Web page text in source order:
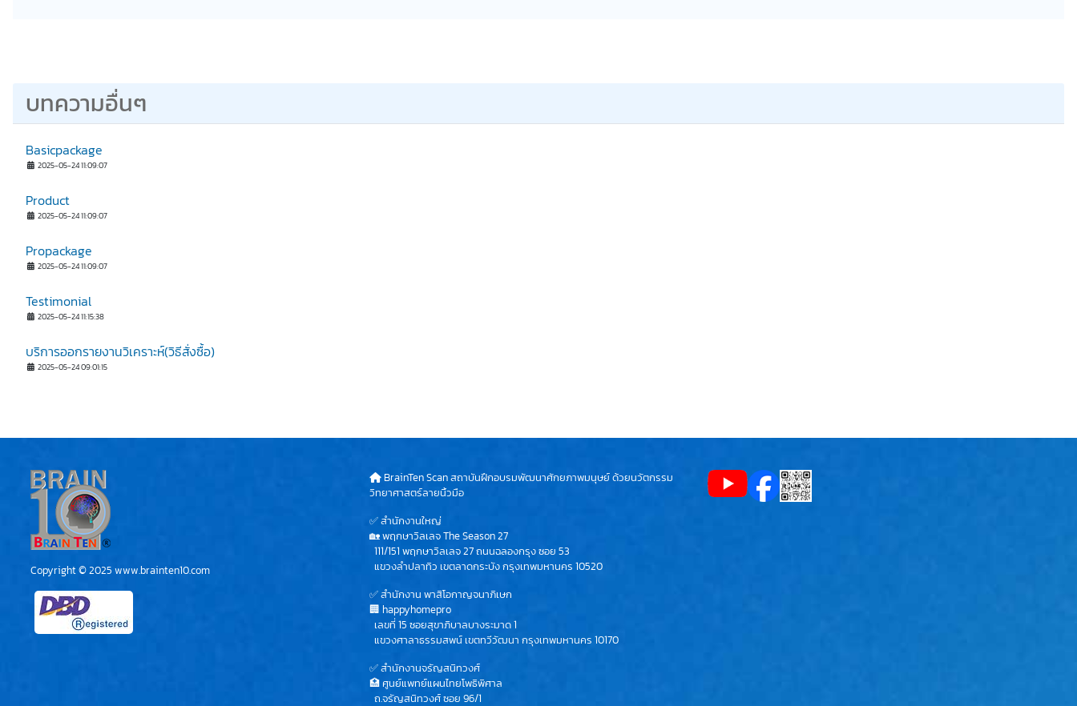
บทความอื่นๆ
Basicpackage
2025-05-24 11:09:07
Product
2025-05-24 11:09:07
Propackage
2025-05-24 11:09:07
Testimonial
2025-05-24 11:15:38
บริการออกรายงานวิเคราะห์(วิธีสั่งซื้อ)
2025-05-24 09:01:15
Copyright © 2025 www.brainten10.com
BrainTen Scan สถาบันฝึกอบรมพัฒนาศักยภาพมนุษย์ ด้วยนวัตกรรม
วิทยาศาสตร์ลายนิ้วมือ
✅ สำนักงานใหญ่
🏡 พฤกษาวิลเลจ The Season 27
111/151 พฤกษาวิลเลจ 27 ถนนฉลองกรุง ซอย 53
แขวงลำปลาทิว เขตลาดกระบัง กรุงเทพมหานคร 10520
✅ สำนักงาน พาสิโอกาญจนาภิเษก
🏢 happyhomepro
เลขที่ 15 ซอยสุขาภิบาลบางระมาด 1
แขวงศาลาธรรมสพน์ เขตทวีวัฒนา กรุงเทพมหานคร 10170
✅ สำนักงานจรัญสนิทวงศ์
🏥 ศูนย์แพทย์แผนไทยโพธิพิศาล
ถ.จรัญสนิทวงศ์ ซอย 96/1